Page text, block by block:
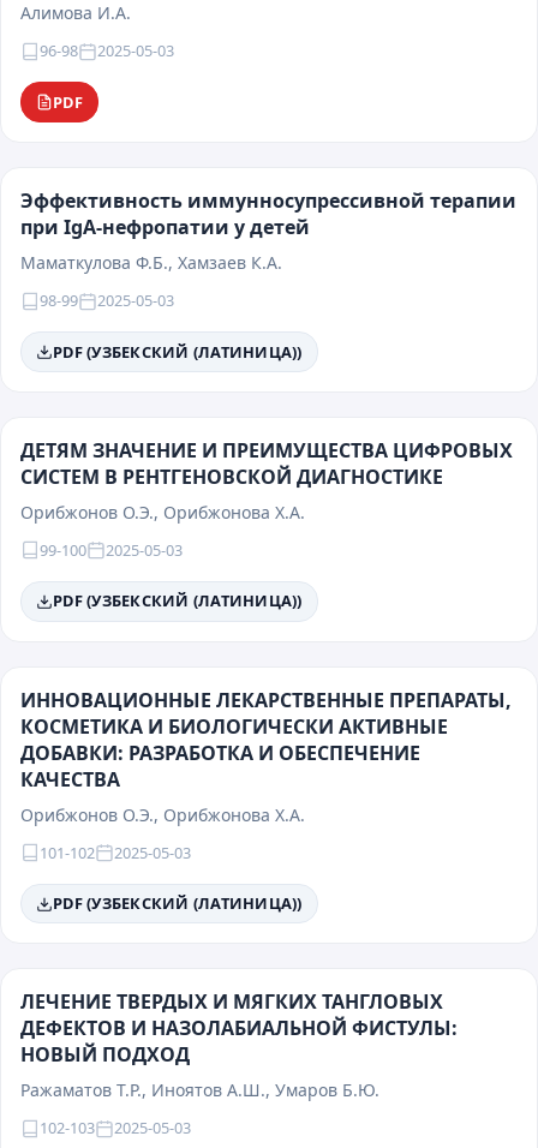
Алимова И.А.
96-98 2025-05-03
PDF
Эффективность иммунносупрессивной терапии
при IgA-нефропатии у детей
Маматкулова Ф.Б., Хамзаев К.А.
98-99 2025-05-03
PDF (УЗБЕКСКИЙ (ЛАТИНИЦА))
ДЕТЯМ ЗНАЧЕНИЕ И ПРЕИМУЩЕСТВА ЦИФРОВЫХ
СИСТЕМ В РЕНТГЕНОВСКОЙ ДИАГНОСТИКЕ
Орибжонов О.Э., Орибжонова Х.А.
99-100 2025-05-03
PDF (УЗБЕКСКИЙ (ЛАТИНИЦА))
ИННОВАЦИОННЫЕ ЛЕКАРСТВЕННЫЕ ПРЕПАРАТЫ,
КОСМЕТИКА И БИОЛОГИЧЕСКИ АКТИВНЫЕ
ДОБАВКИ: РАЗРАБОТКА И ОБЕСПЕЧЕНИЕ
КАЧЕСТВА
Орибжонов О.Э., Орибжонова Х.А.
101-102 2025-05-03
PDF (УЗБЕКСКИЙ (ЛАТИНИЦА))
ЛЕЧЕНИЕ ТВЕРДЫХ И МЯГКИХ ТАНГЛОВЫХ
ДЕФЕКТОВ И НАЗОЛАБИАЛЬНОЙ ФИСТУЛЫ:
НОВЫЙ ПОДХОД
Ражаматов Т.Р., Иноятов А.Ш., Умаров Б.Ю.
102-103 2025-05-03